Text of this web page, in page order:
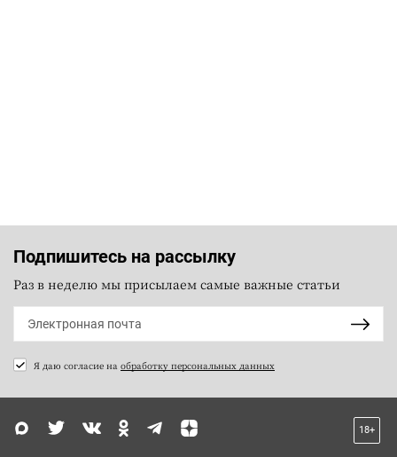
Подпишитесь на рассылку
Раз в неделю мы присылаем самые важные статьи
Я даю согласие на обработку персональных данных
18+